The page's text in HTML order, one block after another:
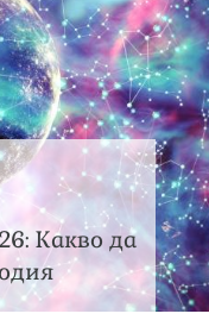
Какво да